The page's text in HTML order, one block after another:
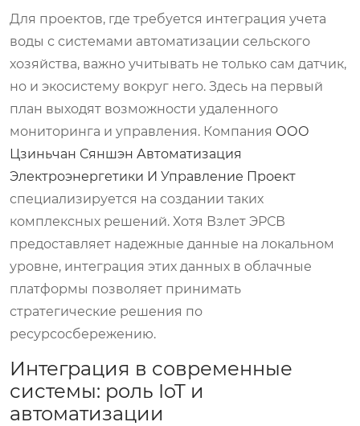
Для проектов, где требуется интеграция учета
воды с системами автоматизации сельского
хозяйства, важно учитывать не только сам датчик,
но и экосистему вокруг него. Здесь на первый
план выходят возможности удаленного
мониторинга и управления. Компания ООО
Цзиньчан Сяншэн Автоматизация
Электроэнергетики И Управление Проект
специализируется на создании таких
комплексных решений. Хотя Взлет ЭРСВ
предоставляет надежные данные на локальном
уровне, интеграция этих данных в облачные
платформы позволяет принимать
стратегические решения по
ресурсосбережению.
Интеграция в современные
системы: роль IoT и
автоматизации